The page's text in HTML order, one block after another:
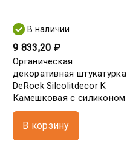
В наличии
9 833,20 ₽
Органическая
декоративная штукатурка
DeRock Silcolitdecor K
Камешковая с силиконом
В корзину